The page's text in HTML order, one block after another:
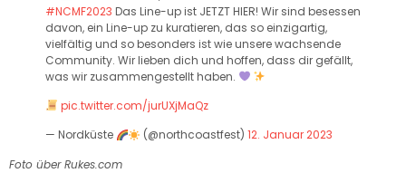
#NCMF2023 Das Line-up ist JETZT HIER! Wir sind besessen
davon, ein Line-up zu kuratieren, das so einzigartig,
vielfältig und so besonders ist wie unsere wachsende
Community. Wir lieben dich und hoffen, dass dir gefällt,
was wir zusammengestellt haben.
pic.twitter.com/jurUXjMaQz
— Nordküste
(@northcoastfest)12. Januar 2023
Foto über Rukes.com